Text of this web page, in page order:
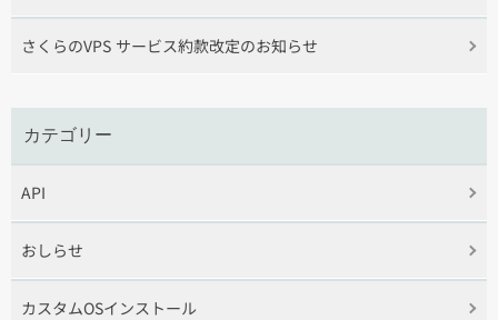
さくらのVPS サービス約款改定のお知らせ
カテゴリー
API
おしらせ
カスタムOSインストール